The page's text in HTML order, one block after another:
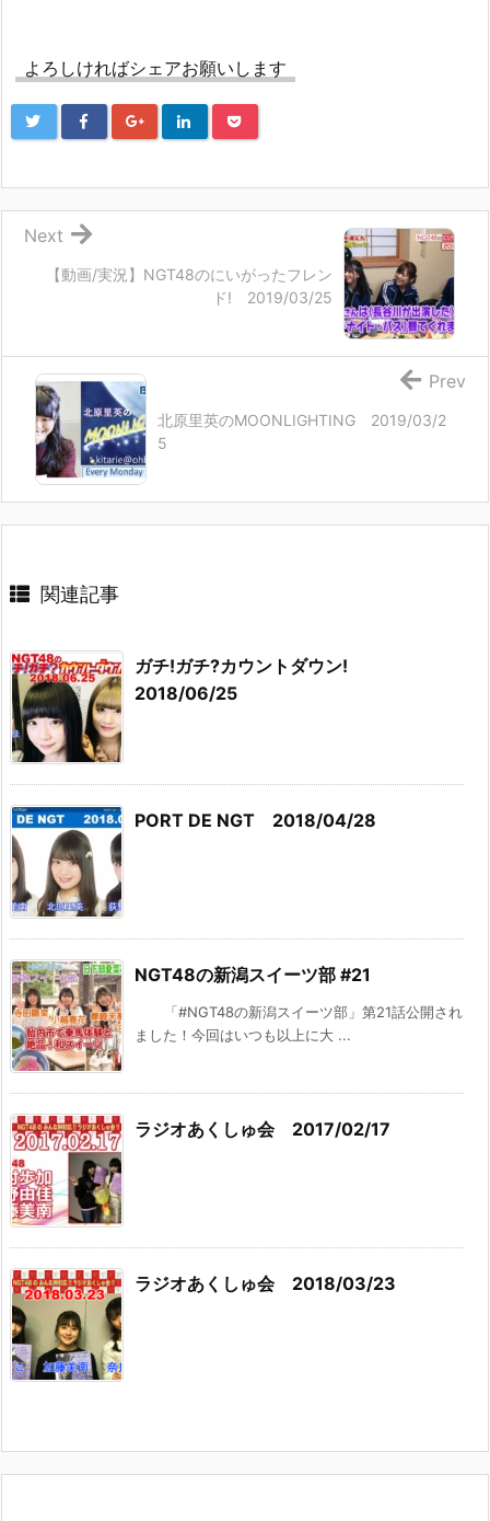
よろしければシェアお願いします
【動画/実況】NGT48のにいがったフレン
ド! 2019/03/25
Next
北原里英のMOONLIGHTING 2019/03/2
5
Prev
関連記事
ガチ!ガチ?カウントダウン!
2018/06/25
PORT DE NGT 2018/04/28
NGT48の新潟スイーツ部 #21
「#NGT48の新潟スイーツ部」第21話公開され
ました！今回はいつも以上に大 ...
ラジオあくしゅ会 2017/02/17
ラジオあくしゅ会 2018/03/23